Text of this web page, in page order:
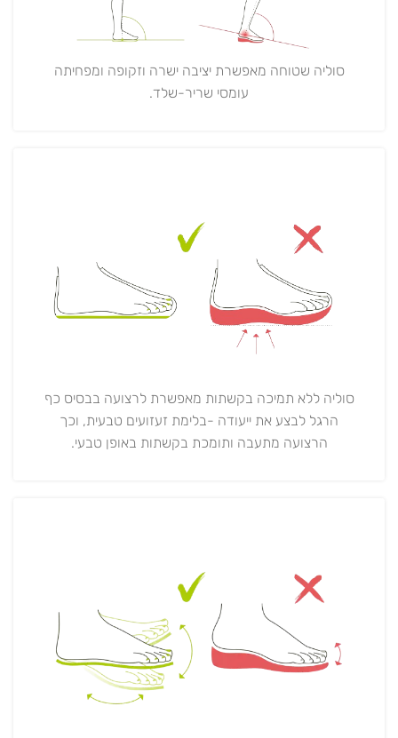
סוליה שטוחה מאפשרת יציבה ישרה וזקופה ומפחיתה
עומסי שריר-שלד.
סוליה ללא תמיכה בקשתות מאפשרת לרצועה בבסיס כף
הרגל לבצע את ייעודה -בלימת זעזועים טבעית, וכך
הרצועה מתעבה ותומכת בקשתות באופן טבעי.